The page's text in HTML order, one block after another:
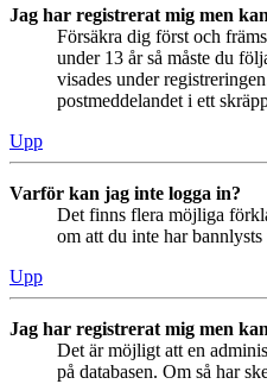
Jag har registrerat mig men
Försäkra dig först och
under 13 år så måste du
visades under
postmeddelandet i ett
Upp
Varför kan jag inte logga in?
Det finns flera möjliga
om att du inte har
Upp
Jag har registrerat mig men
Det är möjligt att en
på databasen. Om så har